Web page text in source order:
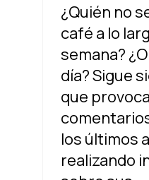
¿Quién no
café a lo
semana?
día? Sigue
que
los últimos
realizando